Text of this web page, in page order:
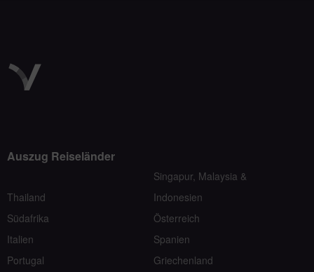
Auszug Reiseländer
Thailand
Singapur, Malaysia &
Indonesien
Südafrika
Österreich
Italien
Spanien
Portugal
Griechenland